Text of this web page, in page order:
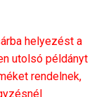
helyezést a
utolsó példányt
rendelnek,